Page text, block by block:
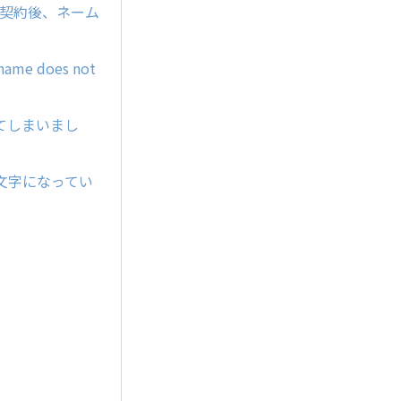
約後、ネーム
does not
しまいまし
字になってい